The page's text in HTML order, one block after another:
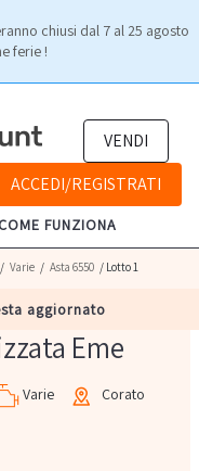
chiusi dal 7 al 25 agosto
ferie !
VENDI
ACCEDI/REGISTRATI
COME FUNZIONA
aggiornato
/ Varie / Asta 6550 / Lotto 1
Eme
Varie
Corato